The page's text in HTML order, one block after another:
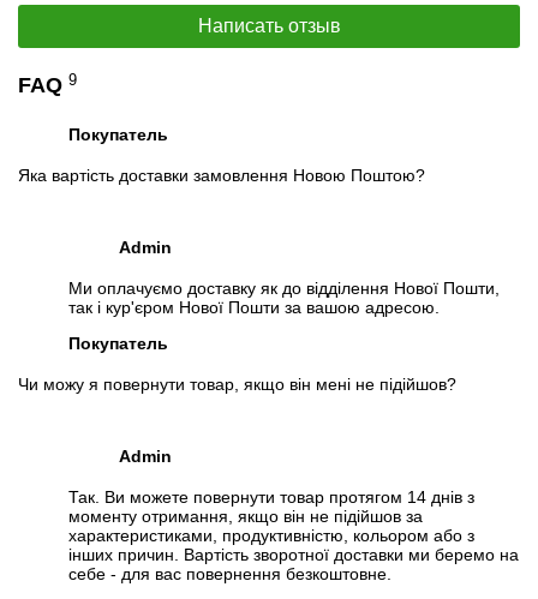
Написать отзыв
FAQ 9
Покупатель
Яка вартість доставки замовлення Новою Поштою?
Admin
Ми оплачуємо доставку як до відділення Нової Пошти,
так і кур'єром Нової Пошти за вашою адресою.
Покупатель
Чи можу я повернути товар, якщо він мені не підійшов?
Admin
Так. Ви можете повернути товар протягом 14 днів з
моменту отримання, якщо він не підійшов за
характеристиками, продуктивністю, кольором або з
інших причин. Вартість зворотної доставки ми беремо на
себе - для вас повернення безкоштовне.